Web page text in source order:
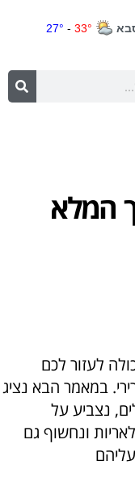
המלא
לעזור לכם
במאמר הבא נציג
נצביע על
ונחשוף גם